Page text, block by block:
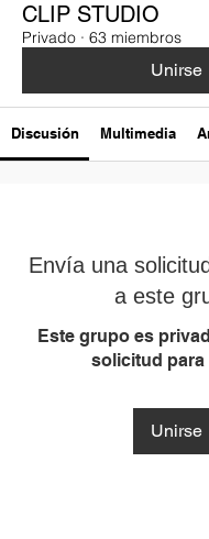
CLIP STUDIO
Privado · 63 miembros
Unirse
Discusión Multimedia
Envía una
a este
Este grupo es
solicitud para
Unirse